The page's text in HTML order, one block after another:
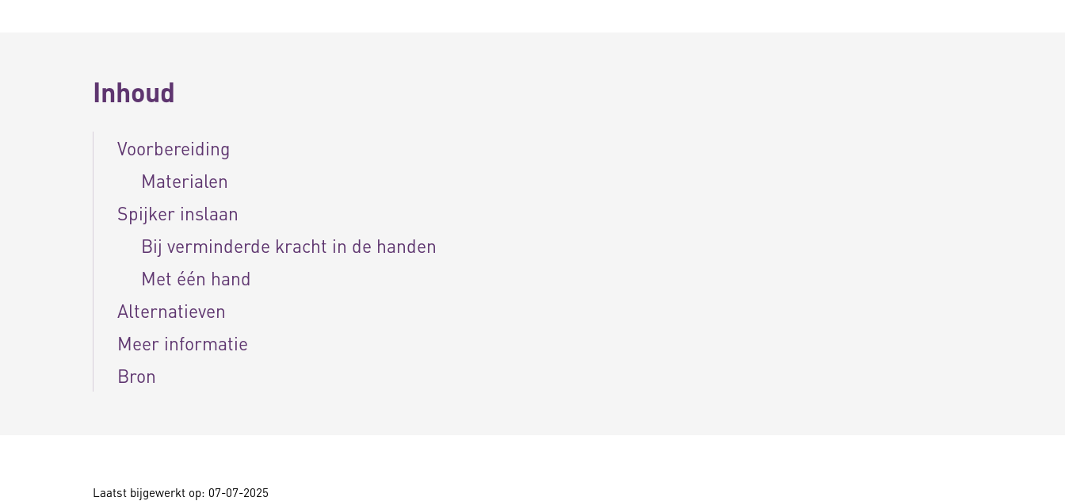
Inhoud
Voorbereiding
Materialen
Spijker inslaan
Bij verminderde kracht in de handen
Met één hand
Alternatieven
Meer informatie
Bron
Laatst bijgewerkt op: 07-07-2025